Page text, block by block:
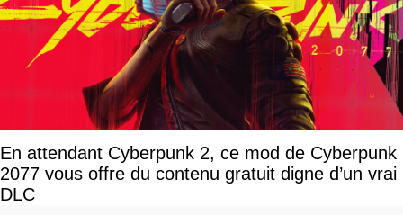
En attendant Cyberpunk 2, ce mod de Cyberpunk
2077 vous offre du contenu gratuit digne d’un vrai
DLC